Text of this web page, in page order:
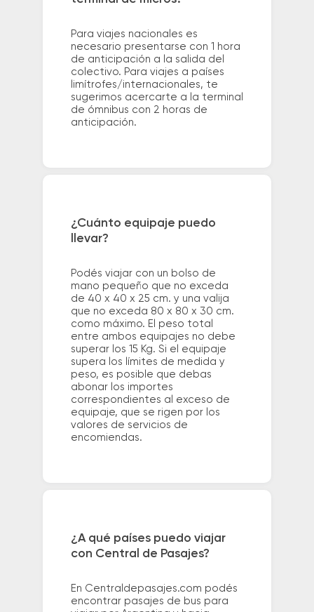
Para viajes nacionales es
necesario presentarse con 1 hora
de anticipación a la salida del
colectivo. Para viajes a países
limítrofes/internacionales, te
sugerimos acercarte a la terminal
de ómnibus con 2 horas de
anticipación.
¿Cuánto equipaje puedo
llevar?
Podés viajar con un bolso de
mano pequeño que no exceda
de 40 x 40 x 25 cm. y una valija
que no exceda 80 x 80 x 30 cm.
como máximo. El peso total
entre ambos equipajes no debe
superar los 15 Kg. Si el equipaje
supera los límites de medida y
peso, es posible que debas
abonar los importes
correspondientes al exceso de
equipaje, que se rigen por los
valores de servicios de
encomiendas.
¿A qué países puedo viajar
con Central de Pasajes?
En Centraldepasajes.com podés
encontrar pasajes de bus para